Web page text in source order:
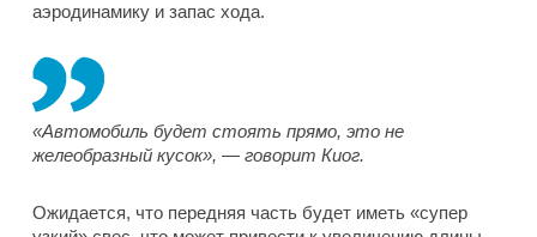
аэродинамику и запас хода.
«Автомобиль будет стоять прямо, это не
желеобразный кусок», — говорит Киог.
Ожидается, что передняя часть будет иметь «супер